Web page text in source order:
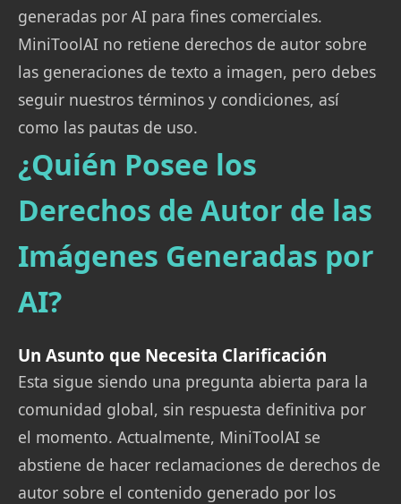
generadas por AI para fines comerciales.
MiniToolAI no retiene derechos de autor sobre
las generaciones de texto a imagen, pero debes
seguir nuestros términos y condiciones, así
como las pautas de uso.
¿Quién Posee los
Derechos de Autor de las
Imágenes Generadas por
AI?
Un Asunto que Necesita Clarificación
Esta sigue siendo una pregunta abierta para la
comunidad global, sin respuesta definitiva por
el momento. Actualmente, MiniToolAI se
abstiene de hacer reclamaciones de derechos de
autor sobre el contenido generado por los